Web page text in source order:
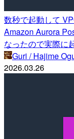
数秒で起動して
Amazon Aurora
なったので実際に
Guri / Hajime
2026.03.26